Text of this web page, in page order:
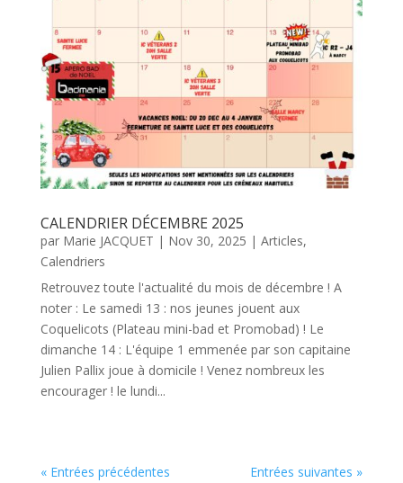
CALENDRIER DÉCEMBRE 2025
par Marie JACQUET | Nov 30, 2025 | Articles,
Calendriers
Retrouvez toute l'actualité du mois de décembre ! A
noter : Le samedi 13 : nos jeunes jouent aux
Coquelicots (Plateau mini-bad et Promobad) ! Le
dimanche 14 : L'équipe 1 emmenée par son capitaine
Julien Pallix joue à domicile ! Venez nombreux les
encourager ! le lundi...
« Entrées précédentes Entrées suivantes »